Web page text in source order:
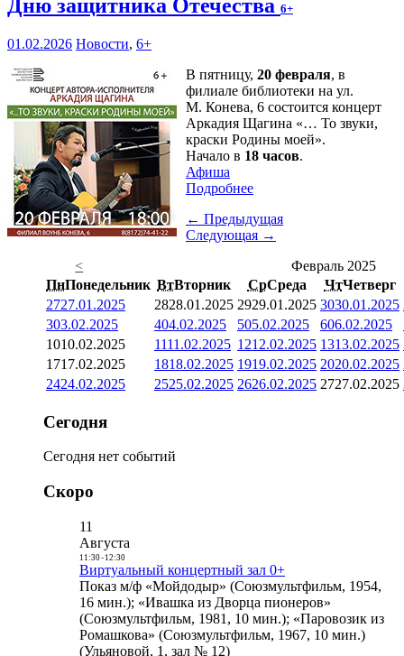
Дню защитника Отечества 6+
01.02.2026 Новости, 6+
В пятницу, 20 февраля, в
филиале библиотеки на ул.
М. Конева, 6 состоится концерт
Аркадия Щагина «… То звуки,
краски Родины моей».
Начало в 18 часов.
Афиша
Подробнее
← Предыдущая
Следующая →
<
Февраль 2025
ПнПонедельник ВтВторник СрСреда ЧтЧетверг
2727.01.2025 2828.01.2025 2929.01.2025 3030.01.2025
303.02.2025 404.02.2025 505.02.2025 606.02.2025
1010.02.2025 1111.02.2025 1212.02.2025 1313.02.2025
1717.02.2025 1818.02.2025 1919.02.2025 2020.02.2025
2424.02.2025 2525.02.2025 2626.02.2025 2727.02.2025
Сегодня
Сегодня нет событий
Скоро
11
Августа
11:30- 12:30
Виртуальный концертный зал 0+
Показ м/ф «Мойдодыр» (Союзмультфильм, 1954,
16 мин.); «Ивашка из Дворца пионеров»
(Союзмультфильм, 1981, 10 мин.); «Паровозик из
Ромашкова» (Союзмультфильм, 1967, 10 мин.)
(Ульяновой, 1, зал № 12)